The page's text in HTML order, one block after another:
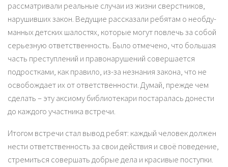
рассматривали реальные случаи из жизни сверстников,
нарушивших закон. Ведущие рас­ска­зали ре­бятам о не­об­ду­
ман­ных дет­ских ша­лос­тях, ко­торые мо­гут пов­лечь за со­бой
серь­ез­ную от­ветс­твен­ность. Было отмечено, что большая
часть преступлений и правонарушений совершается
подростками, как правило, из-за незнания закона, что не
освобождает их от ответственности. Ду­май, преж­де чем
сде­лать – эту аксиому библиотекари пос­та­ралась до­нес­ти
до каж­до­го учас­тни­ка встречи.
Итогом встречи стал вывод ребят: каждый человек должен
нести ответственность за свои действия и своё поведение,
стремиться совершать добрые дела и красивые поступки.